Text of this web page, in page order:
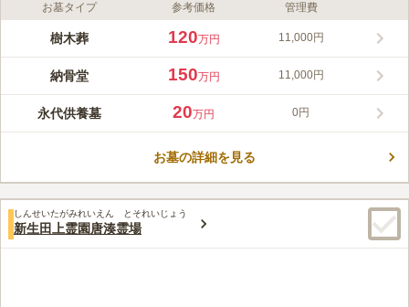
口コミ評価
この霊園はまだ誰からも評価されていません。
お墓タイプ 参考価格 管理費
樹木葬 120万円 11,000円
納骨堂 150万円 11,000円
永代供養墓 20万円 0円
お墓の詳細を見る
しんせいたがみれいえん とそれいじょう
新生田上霊園唐湊霊場